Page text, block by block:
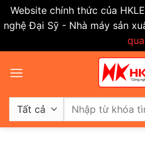
Website chính thức của
nghệ Đại Sỹ - Nhà máy sản
qua
qua
dung
Tìm
kiếm: